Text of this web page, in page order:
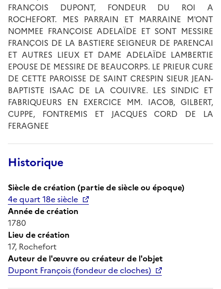
FRANÇOIS DUPONT, FONDEUR DU ROI A
ROCHEFORT. MES PARRAIN ET MARRAINE M'ONT
NOMMEE FRANÇOISE ADELAÏDE ET SONT MESSIRE
FRANÇOIS DE LA BASTIERE SEIGNEUR DE PARENCAI
ET AUTRES LIEUX ET DAME ADELAÏDE LAMBERTIE
EPOUSE DE MESSIRE DE BEAUCORPS. LE PRIEUR CURE
DE CETTE PAROISSE DE SAINT CRESPIN SIEUR JEAN-
BAPTISTE ISAAC DE LA COUIVRE. LES SINDIC ET
FABRIQUEURS EN EXERCICE MM. IACOB, GILBERT,
CUPPE, FONTREMIS ET JACQUES CORD DE LA
FERAGNEE
Historique
Siècle de création (partie de siècle ou époque)
4e quart 18e siècle
Année de création
1780
Lieu de création
17, Rochefort
Auteur de l'œuvre ou créateur de l'objet
Dupont François (fondeur de cloches)